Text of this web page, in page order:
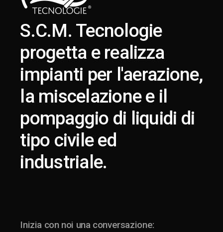
S.C.M. Tecnologie
progetta e realizza
impianti per l'aerazione,
la miscelazione e il
pompaggio di liquidi di
tipo civile ed
industriale.
Inizia con noi una conversazione: